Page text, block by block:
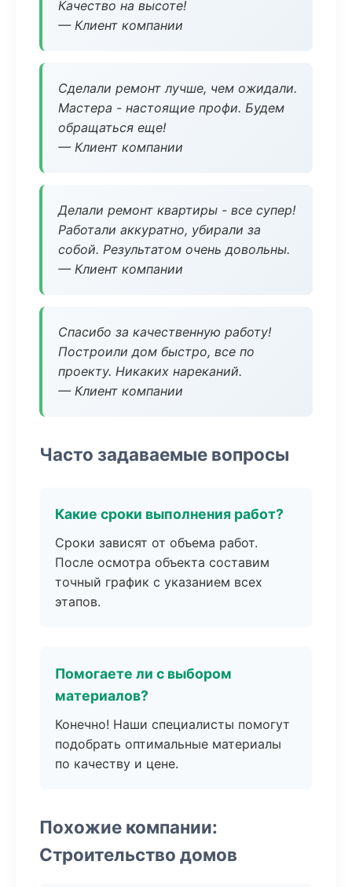
Качество на высоте!
— Клиент компании
Сделали ремонт лучше, чем ожидали.
Мастера - настоящие профи. Будем
обращаться еще!
— Клиент компании
Делали ремонт квартиры - все супер!
Работали аккуратно, убирали за
собой. Результатом очень довольны.
— Клиент компании
Спасибо за качественную работу!
Построили дом быстро, все по
проекту. Никаких нареканий.
— Клиент компании
Часто задаваемые вопросы
Какие сроки выполнения работ?
Сроки зависят от объема работ.
После осмотра объекта составим
точный график с указанием всех
этапов.
Помогаете ли с выбором
материалов?
Конечно! Наши специалисты помогут
подобрать оптимальные материалы
по качеству и цене.
Похожие компании:
Строительство домов